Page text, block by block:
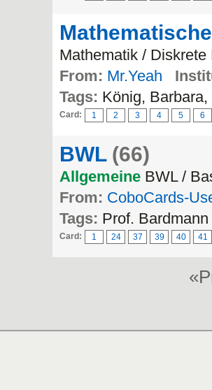
Mathematik / Diskrete
From: Mr.Yeah
Tags: König, Barbara,
Card: 1 2 3 4 5 6
BWL (66)
Allgemeine BWL /
From: CoboCards-
Tags: Prof. Bardmann
Card: 1 24 37 39 40 41